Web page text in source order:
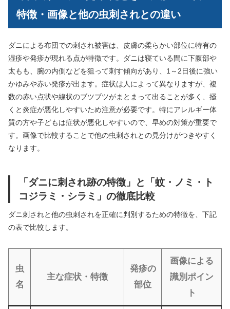
特徴・画像と他の虫刺されとの違い
ダニによる布団での刺され被害は、皮膚の柔らかい部位に特有の
湿疹や発疹が現れる点が特徴です。ダニは寝ている間に下腹部や
太もも、腕の内側などを狙って刺す傾向があり、1～2日後に強い
かゆみや赤い発疹が出ます。症状は人によって異なりますが、複
数の赤い点状や線状のブツブツがまとまって出ることが多く、掻
くと炎症が悪化しやすいため注意が必要です。特にアレルギー体
質の方や子どもは症状が悪化しやすいので、早めの対策が重要で
す。画像で比較することで他の虫刺されとの見分けがつきやすく
なります。
「ダニに刺され跡の特徴」と「蚊・ノミ・ト
コジラミ・シラミ」の徹底比較
ダニ刺されと他の虫刺されを正確に判別するための特徴を、下記
の表で比較します。
虫
名
主な症状・特徴
発疹の
部位
画像による
識別ポイン
ト